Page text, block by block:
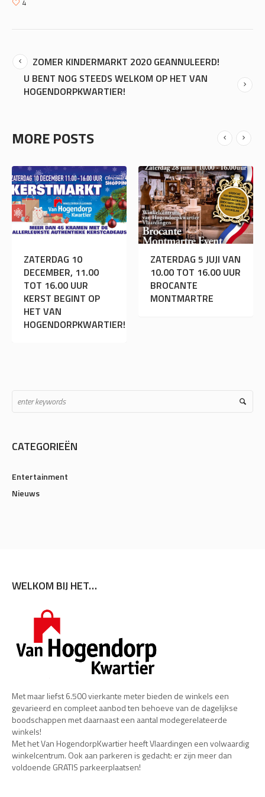
4
ZOMER KINDERMARKT 2020 GEANNULEERD!
U BENT NOG STEEDS WELKOM OP HET VAN
HOGENDORPKWARTIER!
MORE POSTS
ZATERDAG 5 JUJI VAN
10.00 TOT 16.00 UUR
BROCANTE
MONTMARTRE
ZOMER
KINDERMARKT 2020
GEANNULEERD!
Entertainment
Met maar liefst 6.500 vierkante meter bieden de winkels een
boodschappen met daarnaast een aantal modegerelateerde
winkels!
Met het Van HogendorpKwartier heeft Vlaardingen een volwaardig
winkelcentrum. Ook aan parkeren is gedacht: er zijn meer dan
voldoende GRATIS parkeerplaatsen!